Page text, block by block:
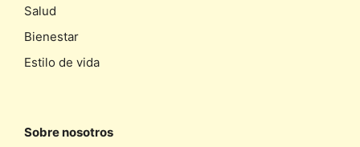
Salud
Bienestar
Estilo de vida
Sobre nosotros